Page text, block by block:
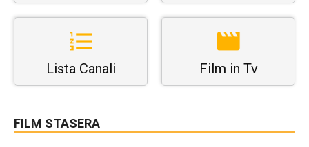
Lista Canali Film in Tv
FILM STASERA